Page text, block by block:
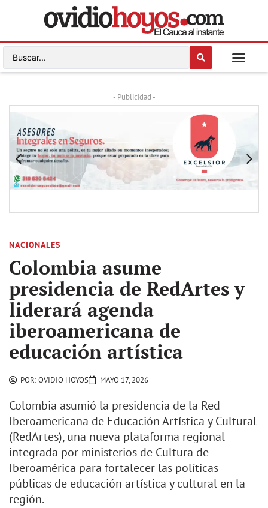
- Publicidad -
NACIONALES
Colombia asume
presidencia de RedArtes y
liderará agenda
iberoamericana de
educación artística
POR:OVIDIO HOYOS MAYO 17, 2026
Colombia asumió la presidencia de la Red
Iberoamericana de Educación Artística y Cultural
(RedArtes), una nueva plataforma regional
integrada por ministerios de Cultura de
Iberoamérica para fortalecer las políticas
públicas de educación artística y cultural en la
región.